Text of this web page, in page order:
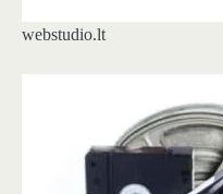
webstudio.lt